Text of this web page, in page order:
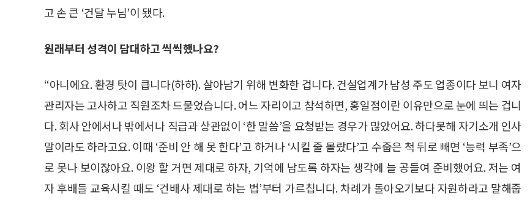
고 손 큰 ‘건달 누님’이 됐다.
원래부터 성격이 담대하고 씩씩했나요?
“아니에요. 환경 탓이 큽니다(하하). 살아남기 위해 변화한 겁니다. 건설업계가 남성 주도 업종이다 보니 여자
관리자는 고사하고 직원조차 드물었습니다. 어느 자리이고 참석하면, 홍일점이란 이유만으로 눈에 띄는 겁니
다. 회사 안에서나 밖에서나 직급과 상관없이 ‘한 말씀’을 요청받는 경우가 많았어요. 하다못해 자기소개 인사
말이라도 하라고요. 이때 ‘준비 안 해 못 한다’고 하거나 ‘시킬 줄 몰랐다’고 수줍은 척 뒤로 빼면 ‘능력 부족’으
로 못나 보이잖아요. 이왕 할 거면 제대로 하자, 기억에 남도록 하자는 생각에 늘 공들여 준비했어요. 저는 여
자 후배들 교육시킬 때도 ‘건배사 제대로 하는 법’부터 가르칩니다. 차례가 돌아오기보다 자원하라고 말해줍